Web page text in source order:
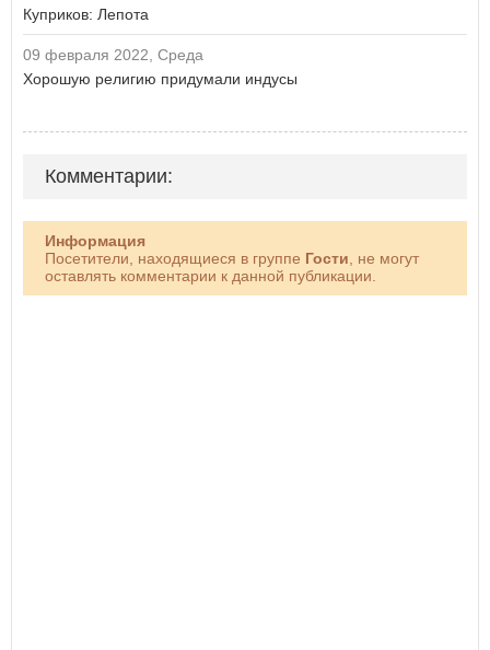
Куприков: Лепота
09 февраля 2022, Среда
Хорошую религию придумали индусы
Комментарии:
Информация
Посетители, находящиеся в группе Гости , не могут
оставлять комментарии к данной публикации.